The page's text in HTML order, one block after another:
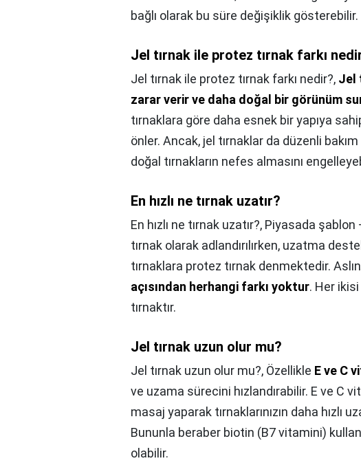
bağlı olarak bu süre değişiklik gösterebilir.
Jel tırnak ile protez tırnak farkı
Jel tırnak ile protez tırnak farkı nedir?, Jel
zarar verir ve daha doğal bir görünüm
tırnaklara göre daha esnek bir yapıya
önler. Ancak, jel tırnaklar da düzenli
doğal tırnakların nefes almasını
En hızlı ne tırnak uzatır?
En hızlı ne tırnak uzatır?, Piyasada şablon
tırnak olarak adlandırılırken, uzatma
tırnaklara protez tırnak denmektedir.
açısından herhangi farkı yoktur. Her ikisi
tırnaktır.
Jel tırnak uzun olur mu?
Jel tırnak uzun olur mu?, Özellikle E ve C
ve uzama sürecini hızlandırabilir. E ve C
masaj yaparak tırnaklarınızın daha hızlı
Bununla beraber biotin (B7 vitamini)
olabilir.